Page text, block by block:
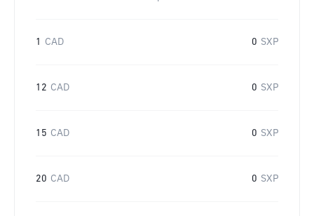
1 CAD 0 SXP
12 CAD 0 SXP
15 CAD 0 SXP
20 CAD 0 SXP